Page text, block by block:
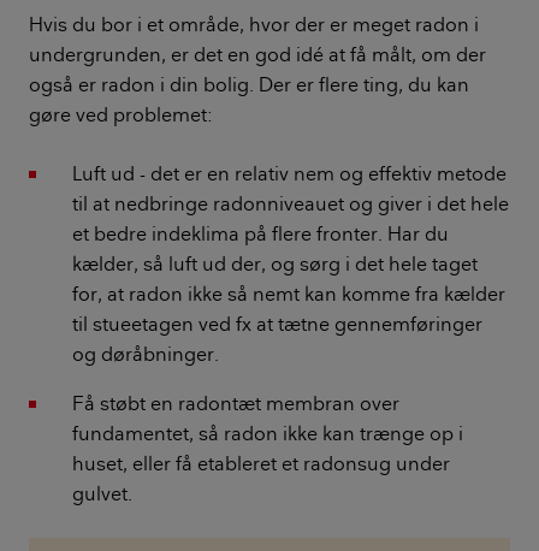
Hvis du bor i et område, hvor der er meget radon i
undergrunden, er det en god idé at få målt, om der
også er radon i din bolig. Der er flere ting, du kan
gøre ved problemet:
Luft ud - det er en relativ nem og effektiv metode
til at nedbringe radonniveauet og giver i det hele
et bedre indeklima på flere fronter. Har du
kælder, så luft ud der, og sørg i det hele taget
for, at radon ikke så nemt kan komme fra kælder
til stueetagen ved fx at tætne gennemføringer
og døråbninger.
Få støbt en radontæt membran over
fundamentet, så radon ikke kan trænge op i
huset, eller få etableret et radonsug under
gulvet.